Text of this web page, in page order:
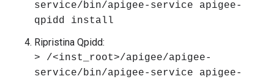
service/bin/apigee-service apigee-
qpidd install
Ripristina Qpidd:
> /<inst_root>/apigee/apigee-
service/bin/apigee-service apigee-